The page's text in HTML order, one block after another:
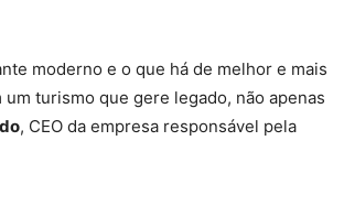
moderno e o que há de melhor e mais
turismo que gere legado, não apenas
, CEO da empresa responsável pela